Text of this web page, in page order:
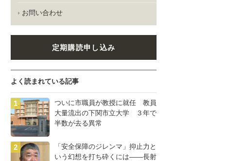
お問い合わせ
定期購読申し込み
よく読まれている記事
ついに市職員が教授に就任 教員
大量流出の下関市立大学 ３年で
半数が去る異常
「安全保障のジレンマ」抑止力と
いう幻想を打ち砕くには――長射